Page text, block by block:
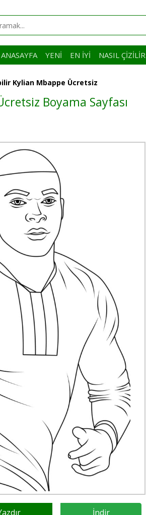
ANASAYFA YENI EN İYI NASIL ÇIZILIR
Kylian Mbappe Ücretsiz
Boyama Sayfası
İndir